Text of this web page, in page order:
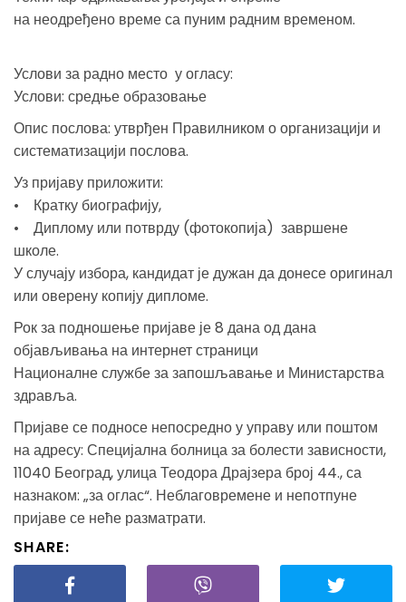
на неодређено време са пуним радним временом.
Услови за радно место у огласу:
Услови: средње образовање
Опис послова: утврђен Правилником о организацији и
систематизацији послова.
Уз пријаву приложити:
• Кратку биографију,
• Диплому или потврду (фотокопија) завршене
школе.
У случају избора, кандидат је дужан да донесе оригинал
или оверену копију дипломе.
Рок за подношење пријаве је 8 дана од дана
објављивања на интернет страници
Националне службе за запошљавање и Министарства
здравља.
Пријаве се подносе непосредно у управу или поштом
на адресу: Специјална болница за болести зависности,
11040 Београд, улица Теодора Драјзера број 44., са
назнаком: „за оглас“. Неблаговремене и непотпуне
пријаве се неће разматрати.
SHARE: